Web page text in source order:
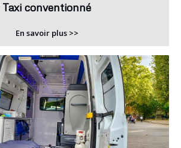
Taxi conventionné
En savoir plus >>